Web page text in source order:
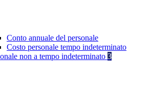
Conto annuale del personale
Costo personale tempo indeterminato
non a tempo indeterminato 3